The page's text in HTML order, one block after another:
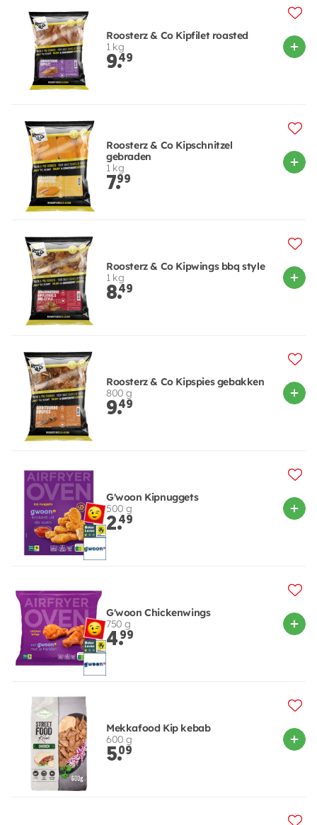
Roosterz & Co Kipfilet roasted
1 kg
9.49
Roosterz & Co Kipschnitzel
gebraden
1 kg
7.99
Roosterz & Co Kipwings bbq style
1 kg
8.49
Roosterz & Co Kipspies gebakken
800 g
9.49
G'woon Kipnuggets
500 g
2.49
G'woon Chickenwings
750 g
4.99
Mekkafood Kip kebab
600 g
5.09